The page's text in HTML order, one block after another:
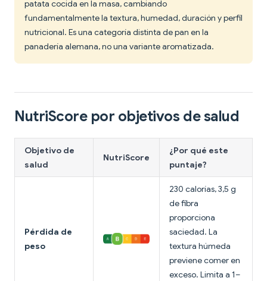
patata cocida en la masa, cambiando
fundamentalmente la textura, humedad, duración y perfil
nutricional. Es una categoría distinta de pan en la
panadería alemana, no una variante aromatizada.
NutriScore por objetivos de salud
Objetivo de
salud
NutriScore
¿Por qué este
puntaje?
Pérdida de
peso
230 calorías, 3,5 g
de fibra
proporciona
saciedad. La
textura húmeda
previene comer en
exceso. Limita a 1–